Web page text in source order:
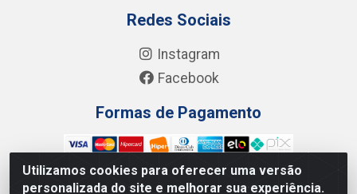
Utilizamos cookies para oferecer uma versão
personalizada do site e melhorar sua experiência.
Redes Sociais
Instagram
Facebook
Formas de Pagamento